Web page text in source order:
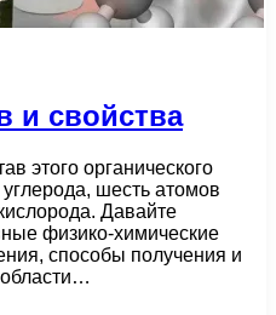
и свойства
этого органического
шесть атомов
Давайте
физико-химические
способы получения и